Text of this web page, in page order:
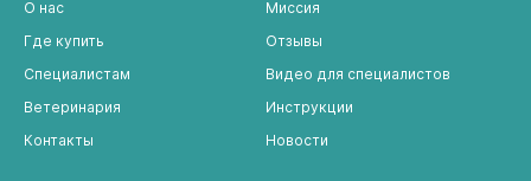
О нас
Миссия
Где купить
Отзывы
Специалистам
Видео для специалистов
Ветеринария
Инструкции
Контакты
Новости